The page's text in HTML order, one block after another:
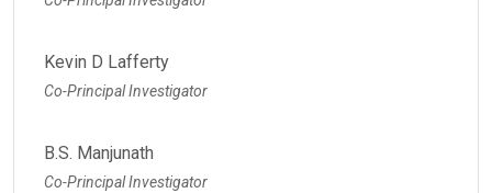
Kevin D Lafferty
Co-Principal Investigator
B.S. Manjunath
Co-Principal Investigator